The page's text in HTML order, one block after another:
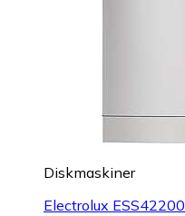
Diskmaskiner
Electrolux